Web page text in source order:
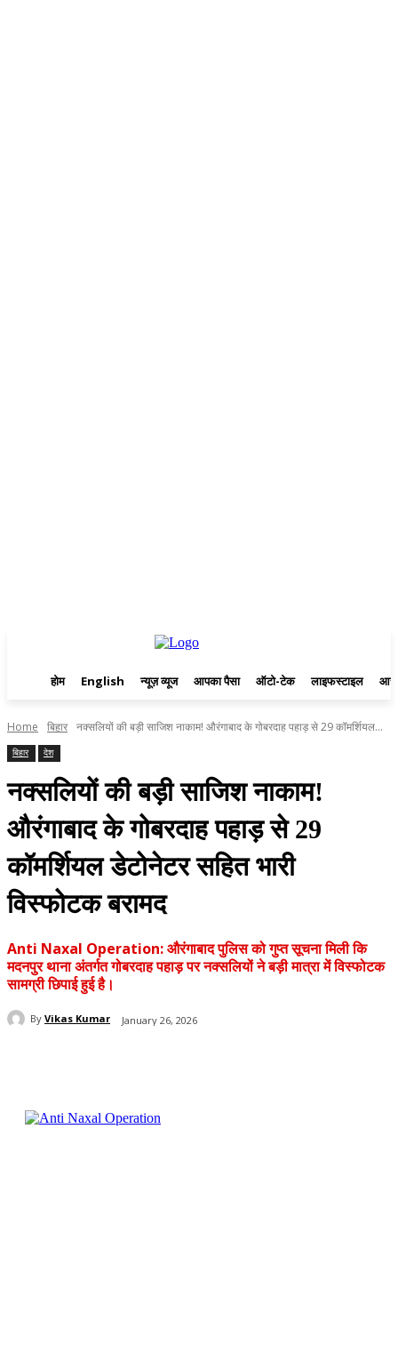
होम English न्यूज़ व्यूज आपका पैसा ऑटो-टेक लाइफस्टाइल
Home बिहार नक्सलियों की बड़ी साजिश नाकाम! औरंगाबाद के गोबरदाह पहाड़ से 29 कॉमर्शियल...
बिहार देश
नक्सलियों की बड़ी साजिश नाकाम!
औरंगाबाद के गोबरदाह पहाड़ से 29
कॉमर्शियल डेटोनेटर सहित भारी
विस्फोटक बरामद
Anti Naxal Operation: औरंगाबाद पुलिस को गुप्त सूचना मिली कि
मदनपुर थाना अंतर्गत गोबरदाह पहाड़ पर नक्सलियों ने बड़ी मात्रा में विस्फोटक
सामग्री छिपाई हुई है।
By Vikas Kumar January 26, 2026